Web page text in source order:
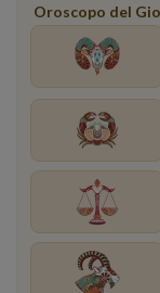
Oroscopo del